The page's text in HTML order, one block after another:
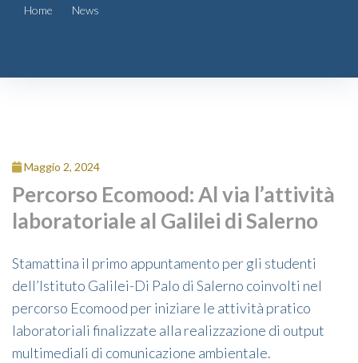
Contributi
Contatti
Home
News
Maggio 2, 2024
Percorso Ecomood: Al via l’attività
laboratoriale al Galilei di Salerno
Stamattina il primo appuntamento per gli studenti
dell’Istituto Galilei-Di Palo di Salerno coinvolti nel
percorso Ecomood per iniziare le attività pratico
laboratoriali finalizzate alla realizzazione di output
multimediali di comunicazione ambientale.